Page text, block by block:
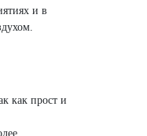
и в
как прост и